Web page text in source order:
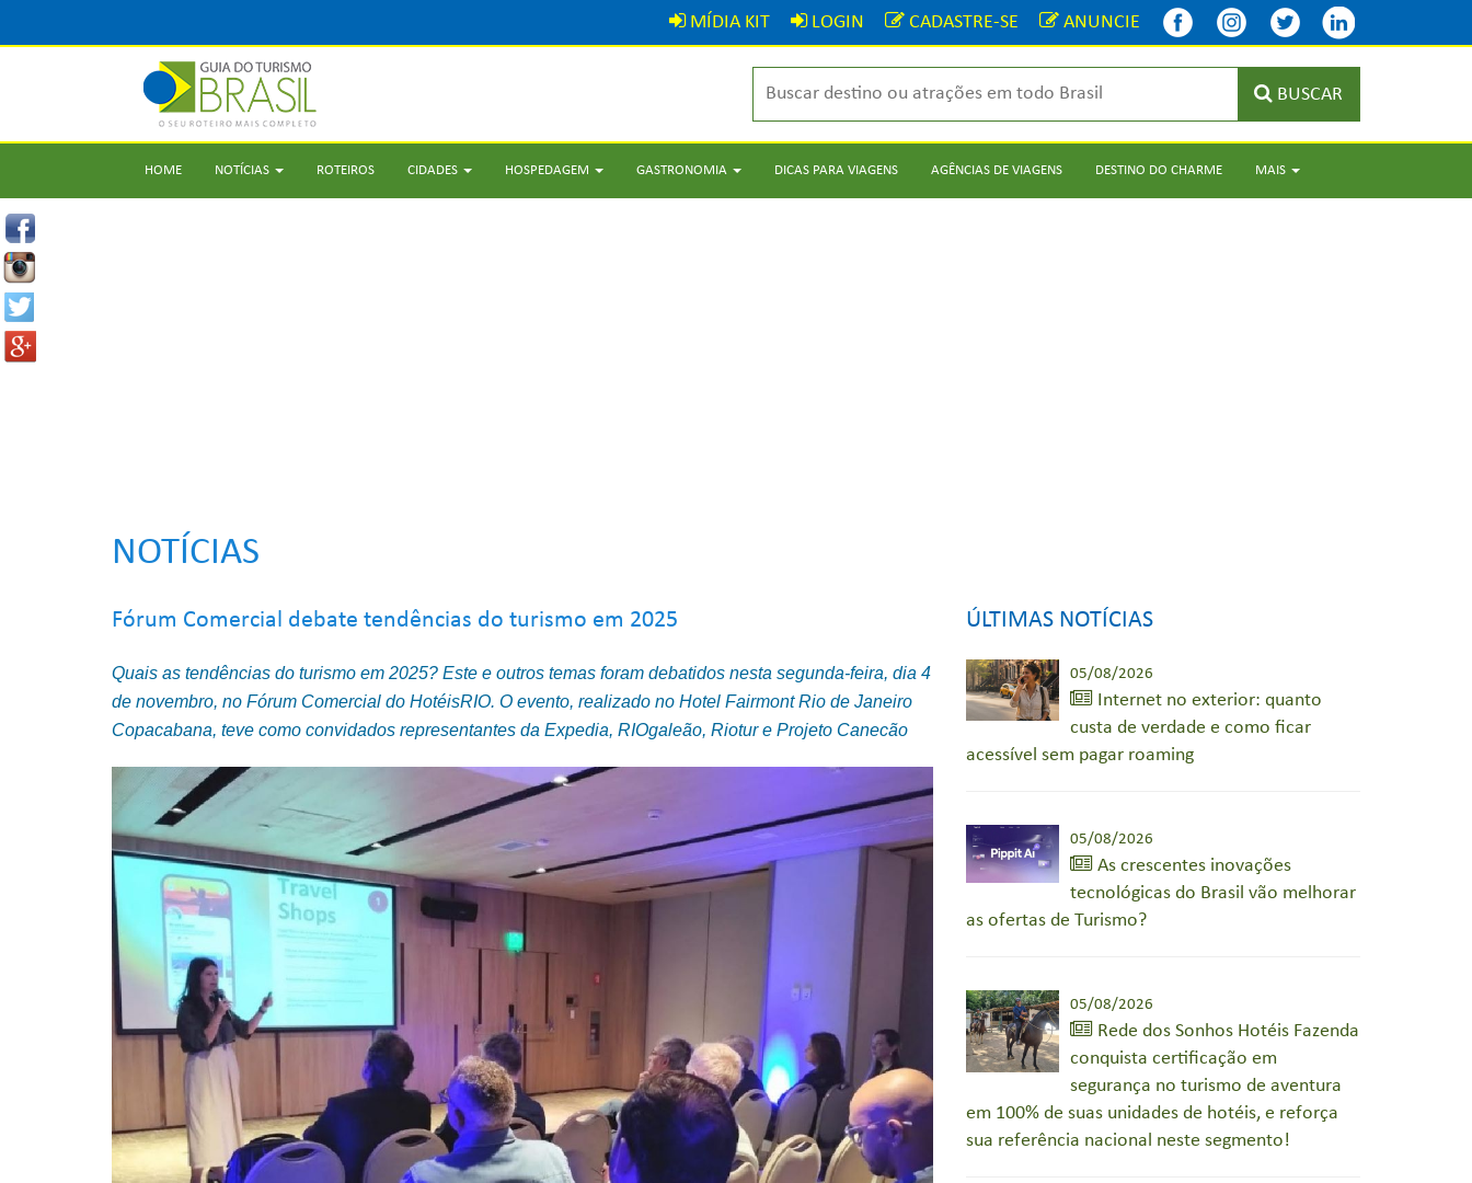
MÍDIA KIT LOGIN CADASTRE-SE ANUNCIE
BUSCAR
HOME NOTÍCIAS ROTEIROS CIDADES HOSPEDAGEM GASTRONOMIA DICAS PARA VIAGENS AGÊNCIAS DE VIAGENS DESTINO DO CHARME MAIS
NOTÍCIAS
Fórum Comercial debate tendências do turismo em 2025
Quais as tendências do turismo em 2025? Este e outros temas foram debatidos nesta segunda-feira, dia 4
de novembro, no Fórum Comercial do HotéisRIO. O evento, realizado no Hotel Fairmont Rio de Janeiro
Copacabana, teve como convidados representantes da Expedia, RIOgaleão, Riotur e Projeto Canecão
ÚLTIMAS NOTÍCIAS
05/08/2026
Internet no exterior: quanto
custa de verdade e como ficar
acessível sem pagar roaming
05/08/2026
As crescentes inovações
tecnológicas do Brasil vão melhorar
as ofertas de Turismo?
05/08/2026
Rede dos Sonhos Hotéis Fazenda
conquista certificação em
segurança no turismo de aventura
em 100% de suas unidades de hotéis, e reforça
sua referência nacional neste segmento!